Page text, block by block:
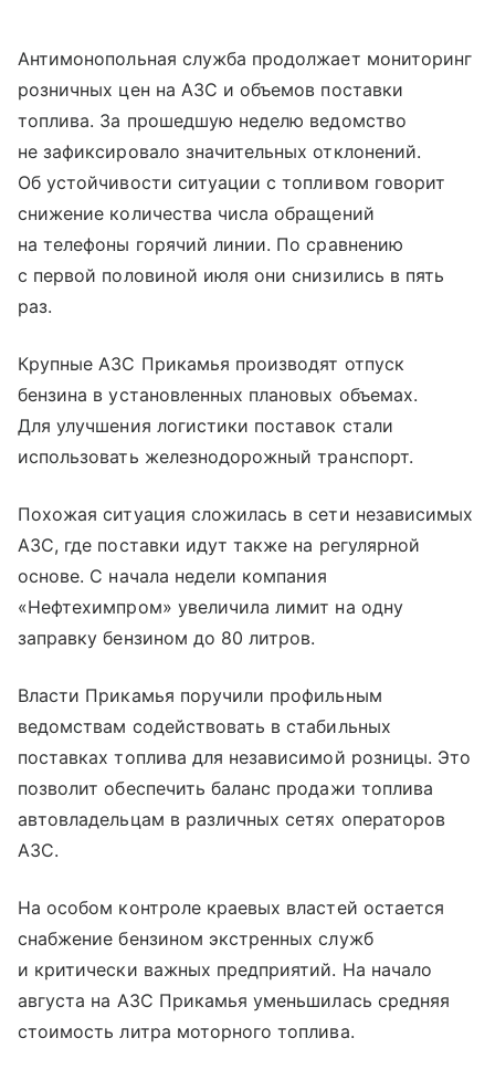
Антимонопольная служба продолжает мониторинг
розничных цен на АЗС и объемов поставки
топлива. За прошедшую неделю ведомство
не зафиксировало значительных отклонений.
Об устойчивости ситуации с топливом говорит
снижение количества числа обращений
на телефоны горячий линии. По сравнению
с первой половиной июля они снизились в пять
раз.
Крупные АЗС Прикамья производят отпуск
бензина в установленных плановых объемах.
Для улучшения логистики поставок стали
использовать железнодорожный транспорт.
Похожая ситуация сложилась в сети независимых
АЗС, где поставки идут также на регулярной
основе. С начала недели компания
«Нефтехимпром» увеличила лимит на одну
заправку бензином до 80 литров.
Власти Прикамья поручили профильным
ведомствам содействовать в стабильных
поставках топлива для независимой розницы. Это
позволит обеспечить баланс продажи топлива
автовладельцам в различных сетях операторов
АЗС.
На особом контроле краевых властей остается
снабжение бензином экстренных служб
и критически важных предприятий. На начало
августа на АЗС Прикамья уменьшилась средняя
стоимость литра моторного топлива.